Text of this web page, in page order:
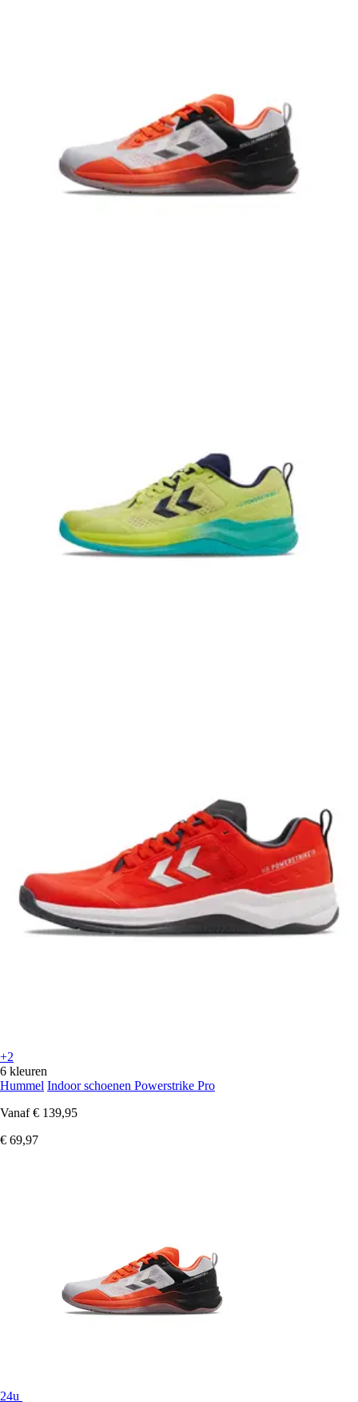
+2
6 kleuren
Hummel Indoor schoenen Powerstrike Pro
Vanaf € 139,95
€ 69,97
24u